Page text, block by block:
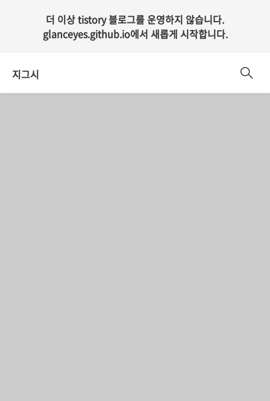
더 이상 tistory 블로그를 운영하지 않습니다.
glanceyes.github.io에서 새롭게 시작합니다.
지그시